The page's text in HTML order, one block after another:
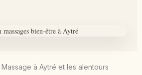
Massage à Aytré et les alentours